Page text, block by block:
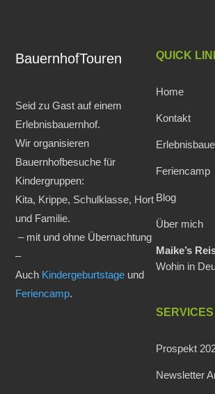
BauernhofTouren
Seid zu Gast auf einem
Erlebnisbauernhof.
Wir organisieren
Bauernhofbesuche für
Kindergruppen:
Kita, Krippe, Schulklasse, Hort
und Familie.
– mit und ohne Übernachtung
–
Auch Kindergeburtstage und
Feriencamp.
QUICK
Home
Kontakt
Feriencamp
Blog
Über mich
Maike’s
Wohin in
SERVICES
Prospekt
Newsletter